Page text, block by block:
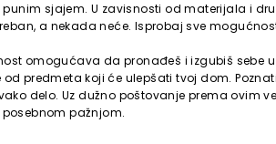
sjajem. U zavisnosti od materijala i
a nekada neće. Isprobaj sve
omogućava da pronađeš i izgubiš sebe u
predmeta koji će ulepšati tvoj dom.
delo. Uz dužno poštovanje prema ovim
pažnjom.